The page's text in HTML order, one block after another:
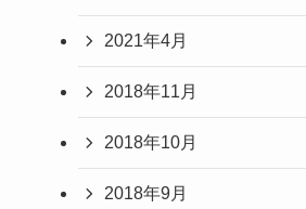
2021年4月
2018年11月
2018年10月
2018年9月